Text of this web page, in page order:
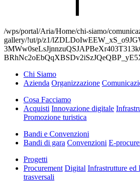
/wps/portal/Aria/Home/chi-siamo/
gallery/!ut/p/z1/
Chi Siamo
Azienda Organizzazione
Cosa Facciamo
Acquisti Innovazione digitale
Promozione turistica
Bandi e Convenzioni
Bandi di gara Convenzioni E-
Progetti
Procurement Digital Infrastrutture ed
trasversali